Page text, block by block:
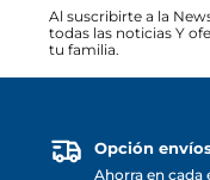
Al suscribirte a la
todas las noticias Y
tu familia.
Opción
Ahorra en cada